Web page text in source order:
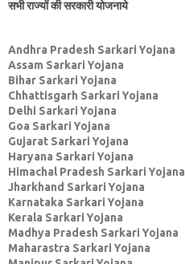
सभी राज्यों की सरकारी योजनाये
Andhra Pradesh Sarkari Yojana
Assam Sarkari Yojana
Bihar Sarkari Yojana
Chhattisgarh Sarkari Yojana
Delhi Sarkari Yojana
Goa Sarkari Yojana
Gujarat Sarkari Yojana
Haryana Sarkari Yojana
Himachal Pradesh Sarkari Yojana
Jharkhand Sarkari Yojana
Karnataka Sarkari Yojana
Kerala Sarkari Yojana
Madhya Pradesh Sarkari Yojana
Maharastra Sarkari Yojana